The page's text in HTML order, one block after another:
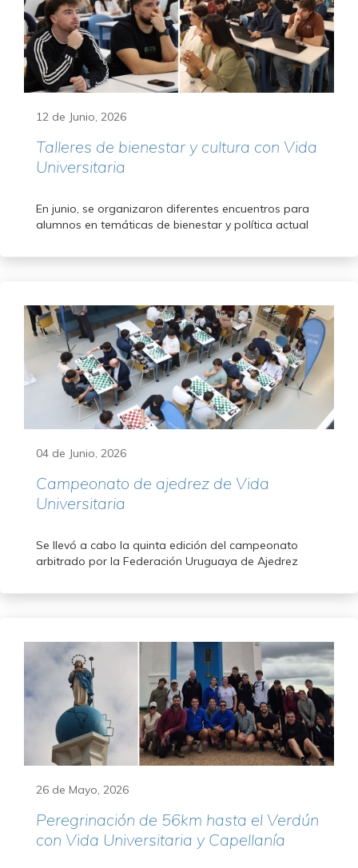
12 de Junio, 2026
Talleres de bienestar y cultura con Vida
Universitaria
En junio, se organizaron diferentes encuentros para
alumnos en temáticas de bienestar y política actual
04 de Junio, 2026
Campeonato de ajedrez de Vida
Universitaria
Se llevó a cabo la quinta edición del campeonato
arbitrado por la Federación Uruguaya de Ajedrez
26 de Mayo, 2026
Peregrinación de 56km hasta el Verdún
con Vida Universitaria y Capellanía